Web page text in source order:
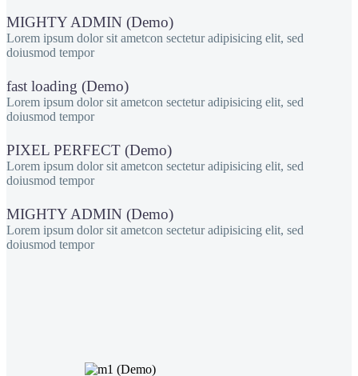
MIGHTY ADMIN (Demo)
Lorem ipsum dolor sit ametcon sectetur adipisicing elit, sed
doiusmod tempor
fast loading (Demo)
Lorem ipsum dolor sit ametcon sectetur adipisicing elit, sed
doiusmod tempor
PIXEL PERFECT (Demo)
Lorem ipsum dolor sit ametcon sectetur adipisicing elit, sed
doiusmod tempor
MIGHTY ADMIN (Demo)
Lorem ipsum dolor sit ametcon sectetur adipisicing elit, sed
doiusmod tempor